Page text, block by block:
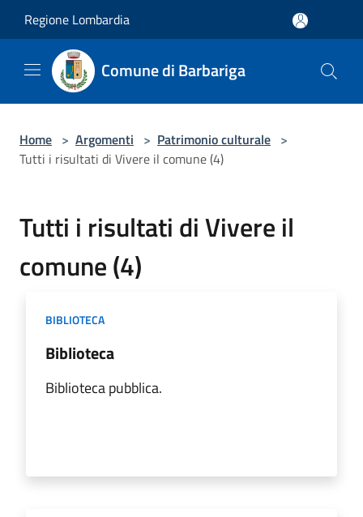
Regione Lombardia
Comune di Barbariga
Home > Argomenti > Patrimonio culturale >
Tutti i risultati di Vivere il comune (4)
Tutti i risultati di Vivere il
comune (4)
BIBLIOTECA
Biblioteca
Biblioteca pubblica.